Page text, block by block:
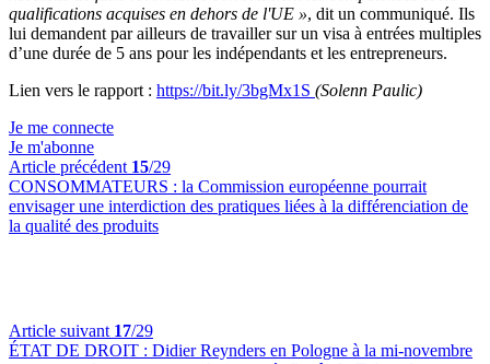
qualifications acquises en dehors de l'UE », dit un communiqué. Ils
lui demandent par ailleurs de travailler sur un visa à entrées multiples
d’une durée de 5 ans pour les indépendants et les entrepreneurs.
Lien vers le rapport : https://bit.ly/3bgMx1S (Solenn Paulic)
Je me connecte
Je m'abonne
Article précédent 15/29
CONSOMMATEURS : la Commission européenne pourrait
envisager une interdiction des pratiques liées à la différenciation de
la qualité des produits
Article suivant 17/29
ÉTAT DE DROIT : Didier Reynders en Pologne à la mi-novembre